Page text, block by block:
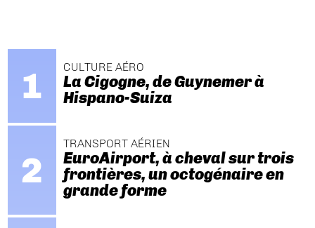
CULTURE AÉRO
La Cigogne, de Guynemer à
Hispano-Suiza
TRANSPORT AÉRIEN
EuroAirport, à cheval sur trois
frontières, un octogénaire en
grande forme